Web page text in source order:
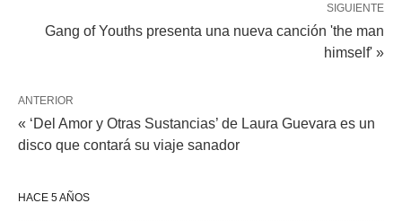
SIGUIENTE
Gang of Youths presenta una nueva canción 'the man
himself' »
ANTERIOR
« ‘Del Amor y Otras Sustancias’ de Laura Guevara es un
disco que contará su viaje sanador
HACE 5 AÑOS